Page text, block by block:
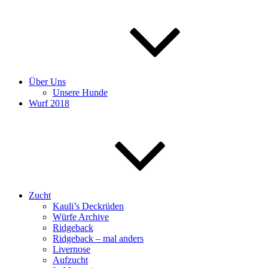
Über Uns
Unsere Hunde
Wurf 2018
Zucht
Kauli’s Deckrüden
Würfe Archive
Ridgeback
Ridgeback – mal anders
Livernose
Aufzucht